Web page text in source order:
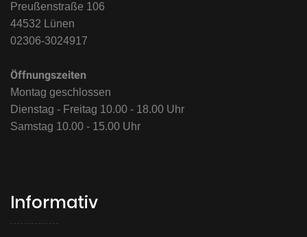
Preußenstraße 106
44532 Lünen
02306-3024917
Öffnungszeiten
Montag geschlossen
Dienstag - Freitag 10.00 - 18.00 Uhr
Samstag 10.00 - 15.00 Uhr
Informativ